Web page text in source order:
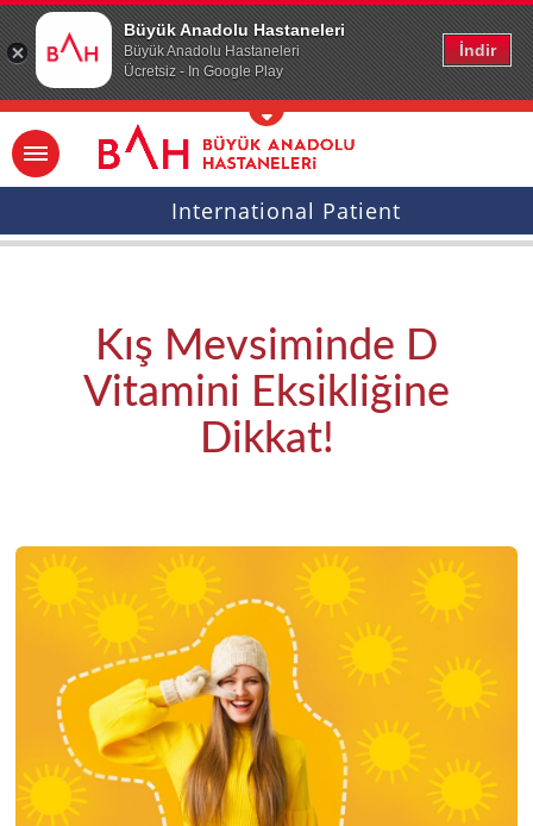
Büyük Anadolu Hastaneleri
Büyük Anadolu Hastaneleri
Ücretsiz - In Google Play
İndir
Ana icerige atla
International Patient
Kış Mevsiminde D
Vitamini Eksikliğine
Dikkat!
2023